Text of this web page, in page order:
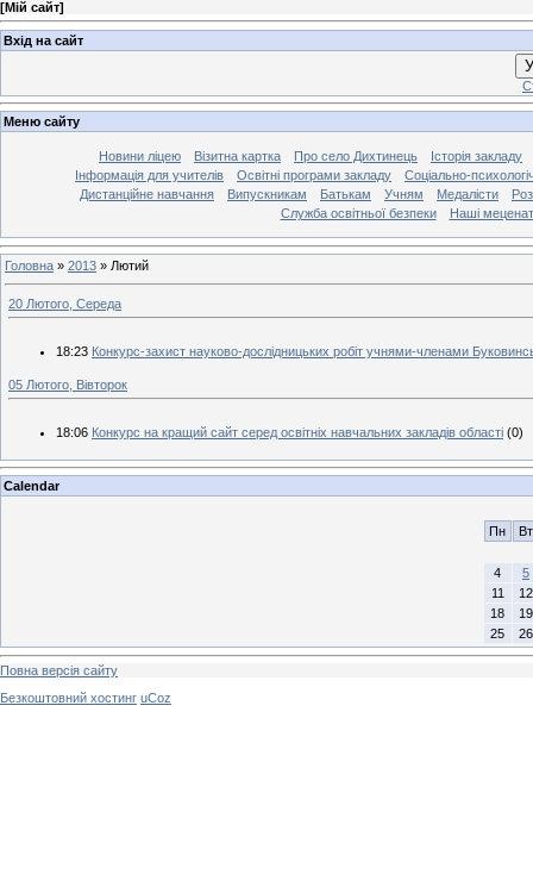
[Мій сайт]
Вхід на сайт
Меню сайту
Новини ліцею Візитна картка Про село Дихтинець
Історія закладу
Інформація для учителів
Освітні програми закладу
Соціально-
Дистанційне навчання
Випускникам Батькам Учням Медалісти
Служба освітньої безпеки
Наші
Головна » 2013 » Лютий
20 Лютого, Середа
18:23 Конкурс-захист науково-дослідницьких робіт учнями-членами
05 Лютого, Вівторок
18:06 Конкурс на кращий сайт серед освітніх навчальних закладів області (0)
Calendar
Пн Вт
4
5
11
12
18
19
25
26
Повна версія сайту
Безкоштовний хостинг uCoz